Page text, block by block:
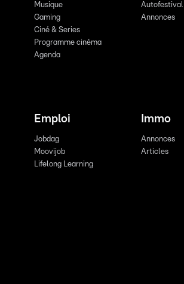
Musique
Gaming
Ciné & Series
Programme cinéma
Agenda
Autofestival
Annonces
Emploi
Jobdag
Moovijob
Lifelong Learning
Immo
Annonces
Articles